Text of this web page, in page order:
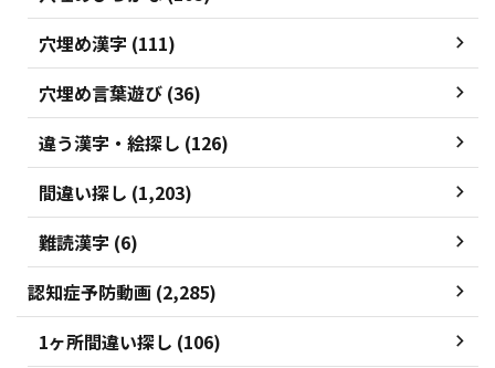
穴埋め漢字 (111)
穴埋め言葉遊び (36)
違う漢字・絵探し (126)
間違い探し (1,203)
難読漢字 (6)
認知症予防動画 (2,285)
1ヶ所間違い探し (106)